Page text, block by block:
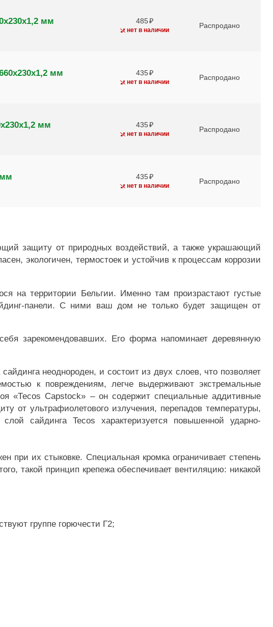
мм 485
нет в наличии
Распродано
мм 435
нет в наличии
Распродано
мм 435
нет в наличии
Распродано
435
нет в наличии
Распродано
защиту от природных воздействий, а также украшающий
экологичен, термостоек и устойчив к процессам коррозии
на территории Бельгии. Именно там произрастают густые
панели. С ними ваш дом не только будет защищен от
зарекомендовавших. Его форма напоминает деревянную
неоднороден, и состоит из двух слоев, что позволяет
к повреждениям, легче выдерживают экстремальные
«Теcоs Capstock» – он содержит специальные аддитивные
от ультрафиолетового излучения, перепадов температуры,
сайдинга Tecos характеризуется повышенной ударно-
при их стыковке. Специальная кромка ограничивает степень
такой принцип крепежа обеспечивает вентиляцию: никакой
группе горючести Г2;